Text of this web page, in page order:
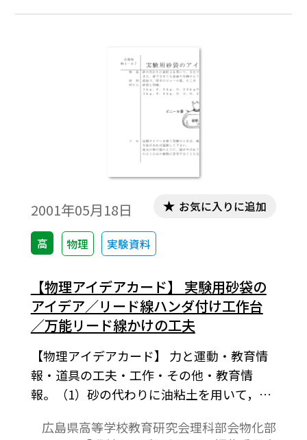
書でも年表に名が出てくるだけであるし，
あろう。ところが，現在のアリストテレス全
集の全体の5分の1は動物学関係のものであ
って，ヨーロッパやアメリカでは，哲学だ
けでなく生物学の研究者も，アリストテレ
スの著書を結構よく読んでいるのである。
これは，ヨーロッパの生物学者が，昔から
自分たちの学問の源は結局アリストテレス
だということをよく知っているからであ
り，また日本で関心が薄いのは，日本の生
物学が明治時代にヨーロッパやアメリカか
ら導入されたときが，ちょうど進化論の全
盛時代だったので，西洋の生物学に追いつ
くには，ダーウィン以後をものにすればよ
いということであったのであろう。
2001年05月18日
高 物理 実験資料
お気に入りに追加
【物理アイデアカード】 実験用砂袋の
アイデア／リード線ハンダ付け工作台
／万能リード線かけの工夫
【物理アイデアカード】 力と運動・教育情
報・道具の工夫・工作・その他・教育情
報。（1）砂の代わりに油粘土を用いて，丈
させても金属の分銅のように床を傷める心
広島県高等学校教育研究会理科部会物化部